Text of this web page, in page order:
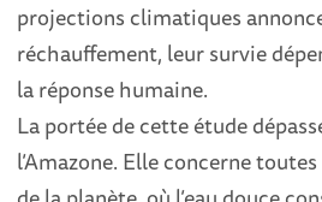
projections climatiques
réchauffement, leur survie
la réponse humaine.
La portée de cette étude
l’Amazone. Elle concerne